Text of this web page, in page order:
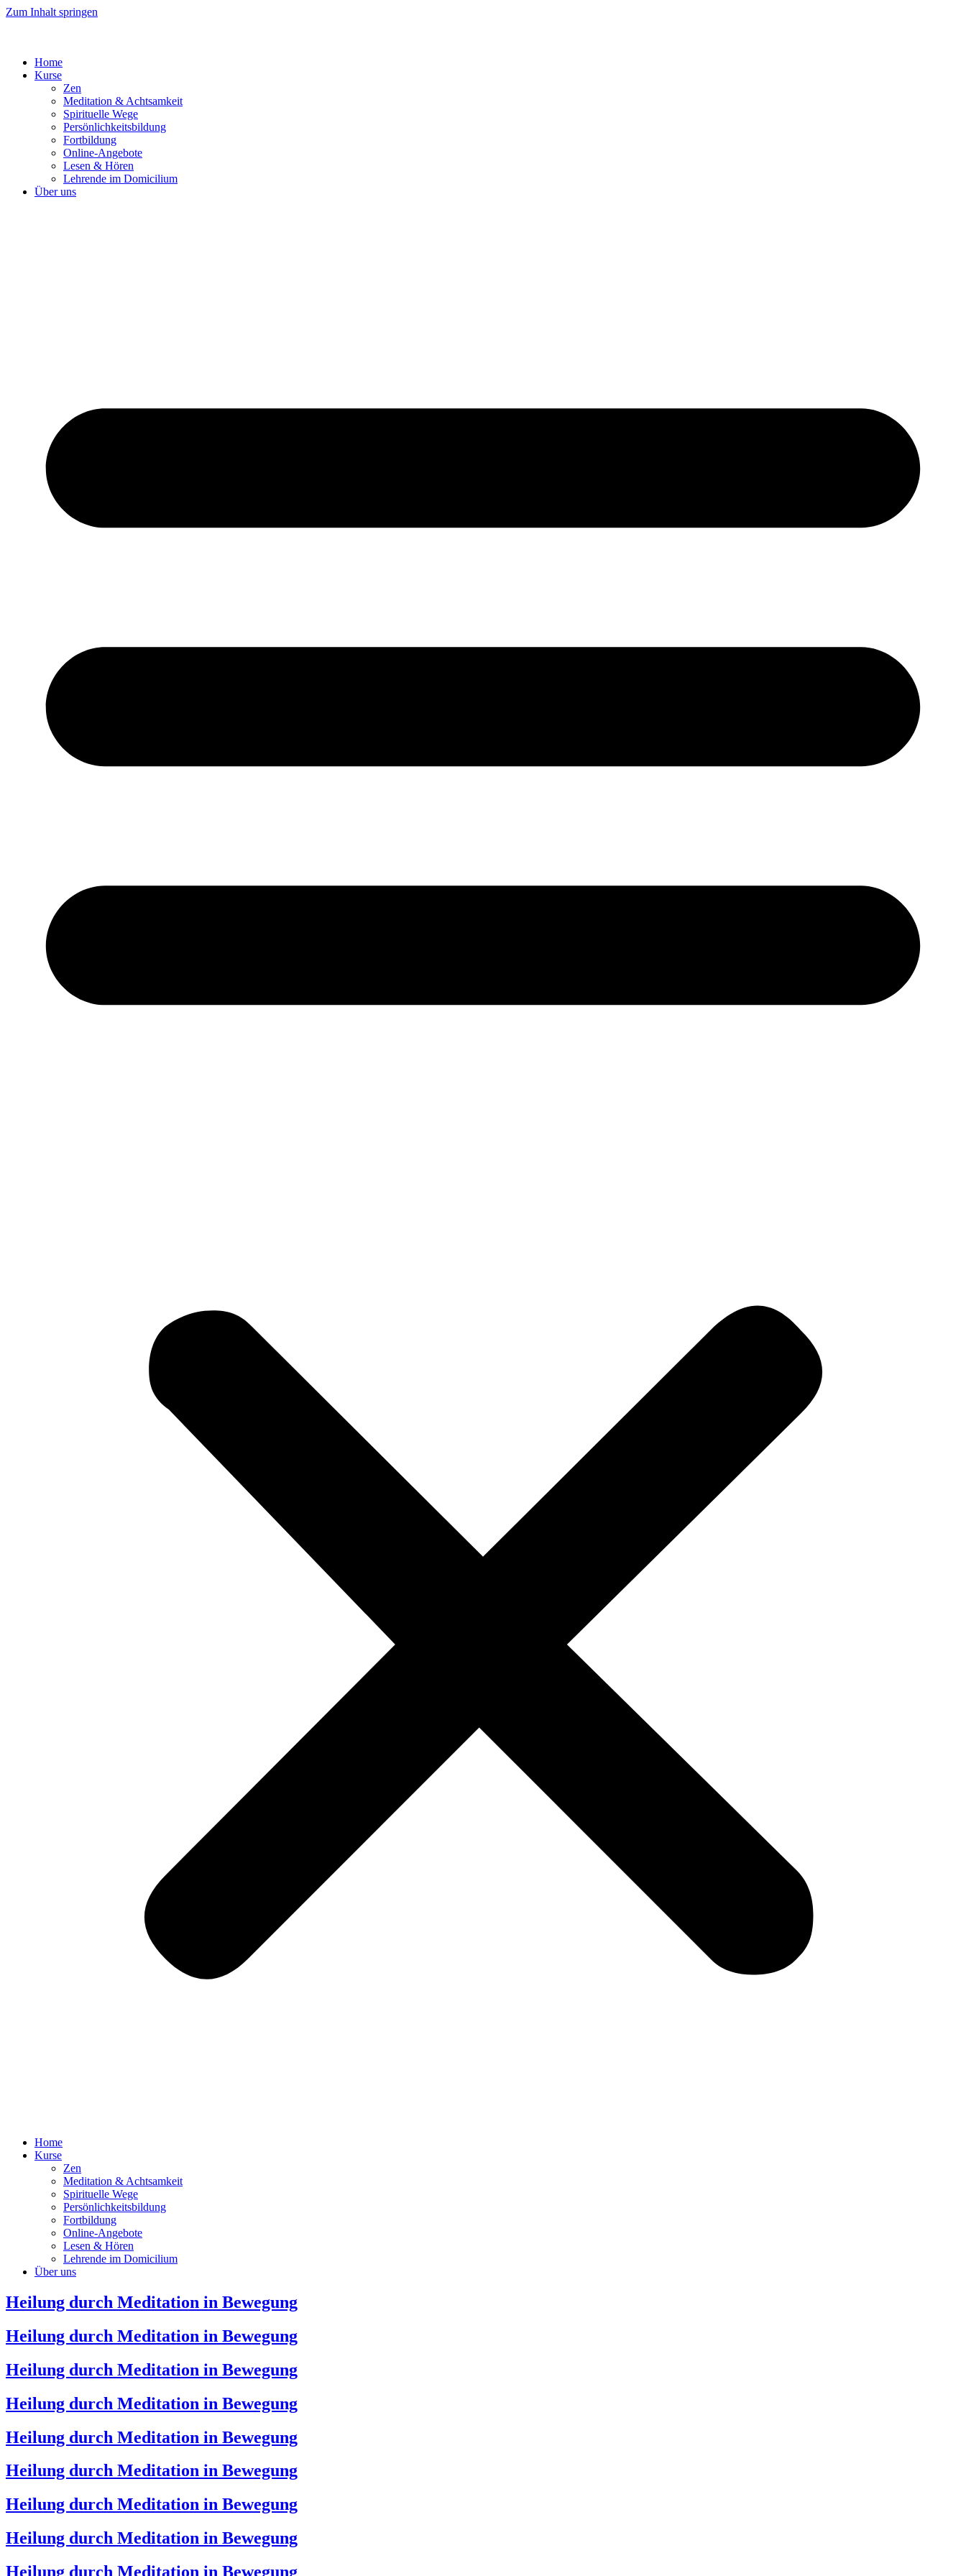
Zum Inhalt springen
Home
Kurse
Zen
Meditation & Achtsamkeit
Spirituelle Wege
Persönlichkeitsbildung
Fortbildung
Online-Angebote
Lesen & Hören
Lehrende im Domicilium
Über uns
Home
Kurse
Zen
Meditation & Achtsamkeit
Spirituelle Wege
Persönlichkeitsbildung
Fortbildung
Online-Angebote
Lesen & Hören
Lehrende im Domicilium
Über uns
Heilung durch Meditation in Bewegung
Heilung durch Meditation in Bewegung
Heilung durch Meditation in Bewegung
Heilung durch Meditation in Bewegung
Heilung durch Meditation in Bewegung
Heilung durch Meditation in Bewegung
Heilung durch Meditation in Bewegung
Heilung durch Meditation in Bewegung
Heilung durch Meditation in Bewegung